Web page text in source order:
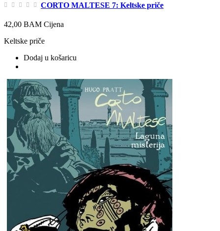
CORTO MALTESE 7: Keltske priče
42,00 BAM Cijena
Keltske priče
Dodaj u košaricu